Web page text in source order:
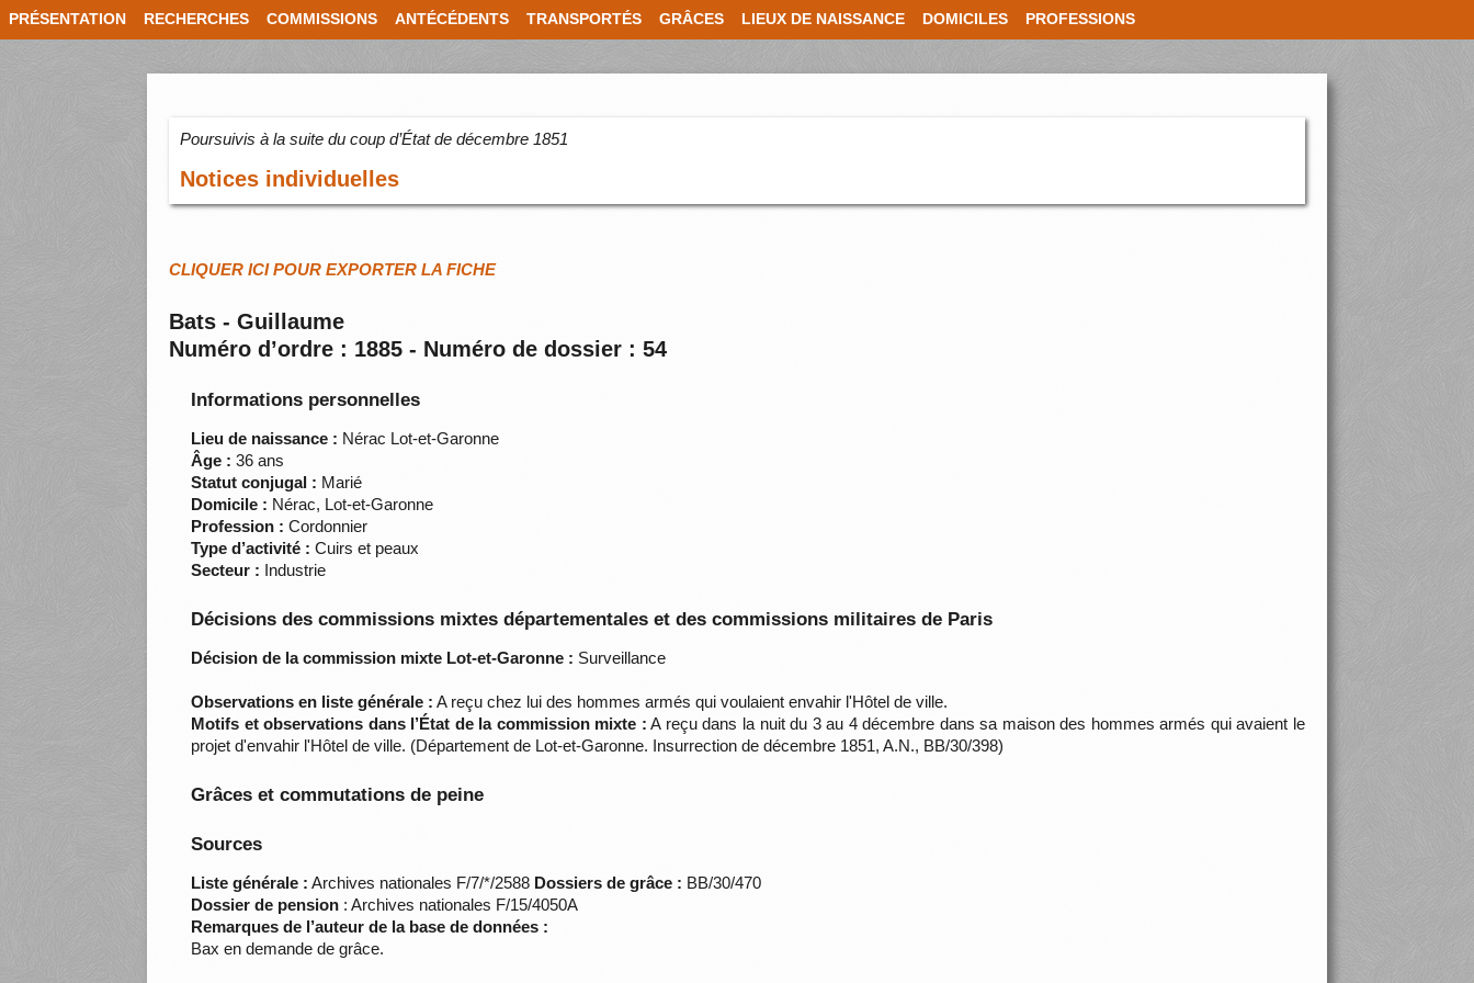
PRÉSENTATION RECHERCHES COMMISSIONS ANTÉCÉDENTS TRANSPORTÉS GRÂCES LIEUX DE NAISSANCE DOMICILES PROFESSIONS
Poursuivis à la suite du coup d’État de décembre 1851
Notices individuelles
CLIQUER ICI POUR EXPORTER LA FICHE
Bats - Guillaume
Numéro d’ordre : 1885 - Numéro de dossier : 54
Informations personnelles
Lieu de naissance : Nérac Lot-et-Garonne
Âge : 36 ans
Statut conjugal : Marié
Domicile : Nérac, Lot-et-Garonne
Profession : Cordonnier
Type d’activité : Cuirs et peaux
Secteur : Industrie
Décisions des commissions mixtes départementales et des commissions militaires de Paris
Décision de la commission mixte Lot-et-Garonne : Surveillance
Observations en liste générale : A reçu chez lui des hommes armés qui voulaient envahir l'Hôtel de ville.
Motifs et observations dans l’État de la commission mixte : A reçu dans la nuit du 3 au 4 décembre dans sa maison des hommes armés qui avaient le
projet d'envahir l'Hôtel de ville. (Département de Lot-et-Garonne. Insurrection de décembre 1851, A.N., BB/30/398)
Grâces et commutations de peine
Sources
Liste générale : Archives nationales F/7/*/2588 Dossiers de grâce : BB/30/470
Dossier de pension : Archives nationales F/15/4050A
Remarques de l’auteur de la base de données :
Bax en demande de grâce.